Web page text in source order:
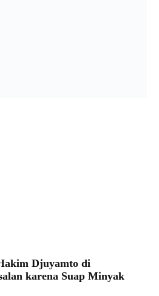
Djuyamto di
karena Suap Minyak